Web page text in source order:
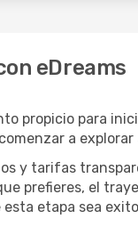
eDreams
propicio para
a
y tarifas
prefieres, el
etapa sea